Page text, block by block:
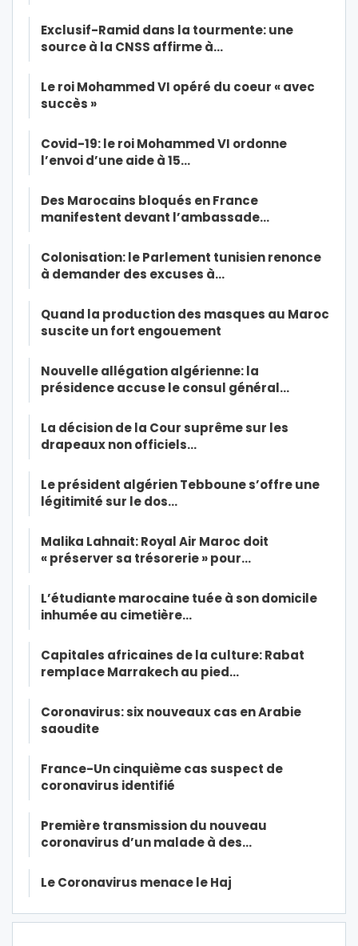
Exclusif-Ramid dans la tourmente: une
source à la CNSS affirme à…
Le roi Mohammed VI opéré du coeur « avec
succès »
Covid-19: le roi Mohammed VI ordonne
l’envoi d’une aide à 15…
Des Marocains bloqués en France
manifestent devant l’ambassade…
Colonisation: le Parlement tunisien renonce
à demander des excuses à…
Quand la production des masques au Maroc
suscite un fort engouement
Nouvelle allégation algérienne: la
présidence accuse le consul général…
La décision de la Cour suprême sur les
drapeaux non officiels…
Le président algérien Tebboune s’offre une
légitimité sur le dos…
Malika Lahnait: Royal Air Maroc doit
« préserver sa trésorerie » pour…
L’étudiante marocaine tuée à son domicile
inhumée au cimetière…
Capitales africaines de la culture: Rabat
remplace Marrakech au pied…
Coronavirus: six nouveaux cas en Arabie
saoudite
France-Un cinquième cas suspect de
coronavirus identifié
Première transmission du nouveau
coronavirus d’un malade à des…
Le Coronavirus menace le Haj